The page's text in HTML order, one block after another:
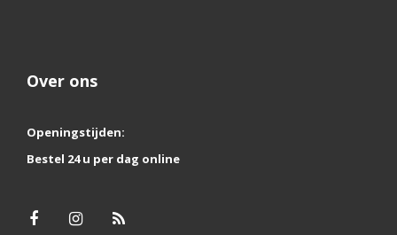
Over ons
Openingstijden:
Bestel 24 u per dag online